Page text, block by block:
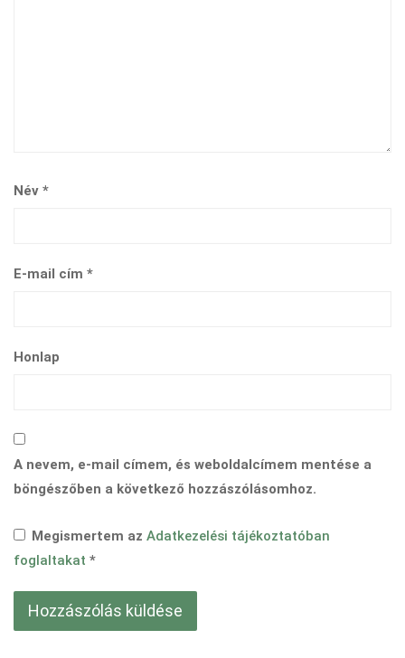
Név *
E-mail cím *
Honlap
A nevem, e-mail címem, és weboldalcímem mentése a
böngészőben a következő hozzászólásomhoz.
Megismertem az Adatkezelési tájékoztatóban
foglaltakat *